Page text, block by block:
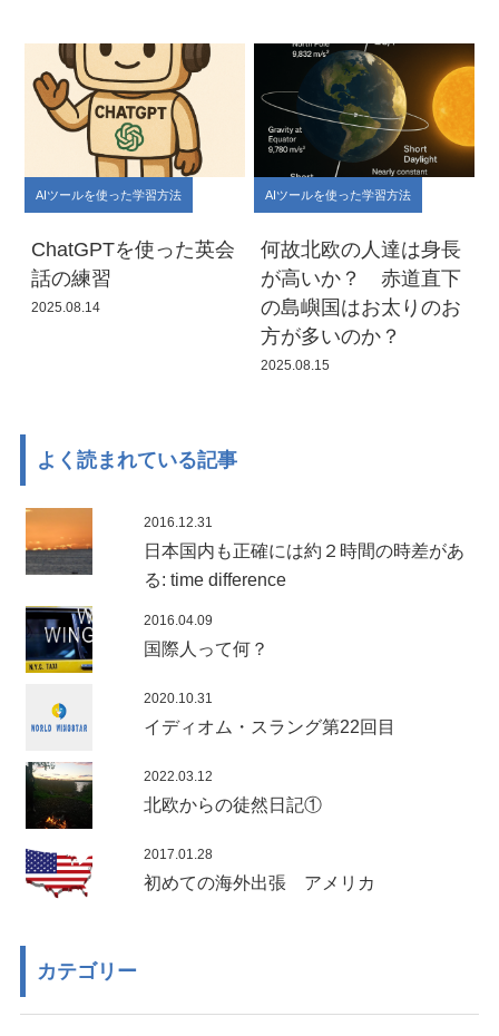
AIツールを使った学習方法
ChatGPTを使った英会
話の練習
2025.08.14
AIツールを使った学習方法
何故北欧の人達は身長
が高いか？ 赤道直下
の島嶼国はお太りのお
方が多いのか？
2025.08.15
よく読まれている記事
2016.12.31
日本国内も正確には約２時間の時差があ
る: time difference
2016.04.09
国際人って何？
2020.10.31
イディオム・スラング第22回目
2022.03.12
北欧からの徒然日記①
2017.01.28
初めての海外出張 アメリカ
カテゴリー